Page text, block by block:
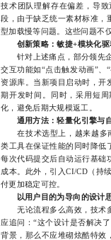
技术团队理解存在偏差，导
段，由于缺乏统一素材标准，
型加载慢等问题。这些问题不
创新策略：敏捷+模块化
针对上述痛点，部分领先企
交互功能如“点击触发动画”、
资源库。当新项目启动时，开
期开发时间。同时，采用短
化，避免后期大规模返工。
通用方法：轻量化引擎与
在技术选型上，越来越多南
类工具在保证性能的同时降低
每次代码提交后自动运行基础
成本。此外，引入CI/CD（持
付更加稳定可控。
以用户目的为导向的设计
无论流程多么高效，技术多
应追问：“这个设计是否解决
背景，那么不应堆砌炫酷特效